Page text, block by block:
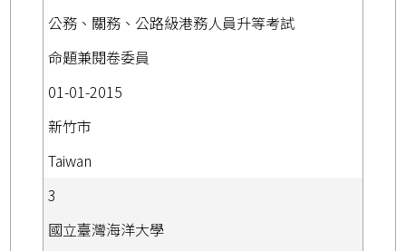
公務、關務、公路級港務人員升等考試
命題兼閱卷委員
01-01-2015
新竹市
Taiwan
3
國立臺灣海洋大學